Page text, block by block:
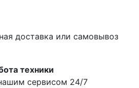
доставка или самовывоз
техники
сервисом 24/7